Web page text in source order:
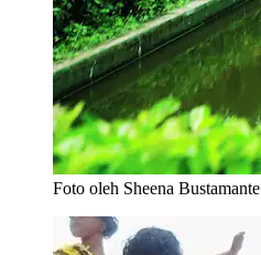
Foto oleh Sheena Bustamante